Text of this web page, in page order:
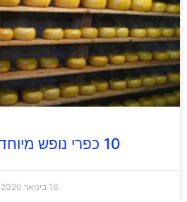
10 כפרי נופש מיוחדים בהולנד
16 בינואר 2020